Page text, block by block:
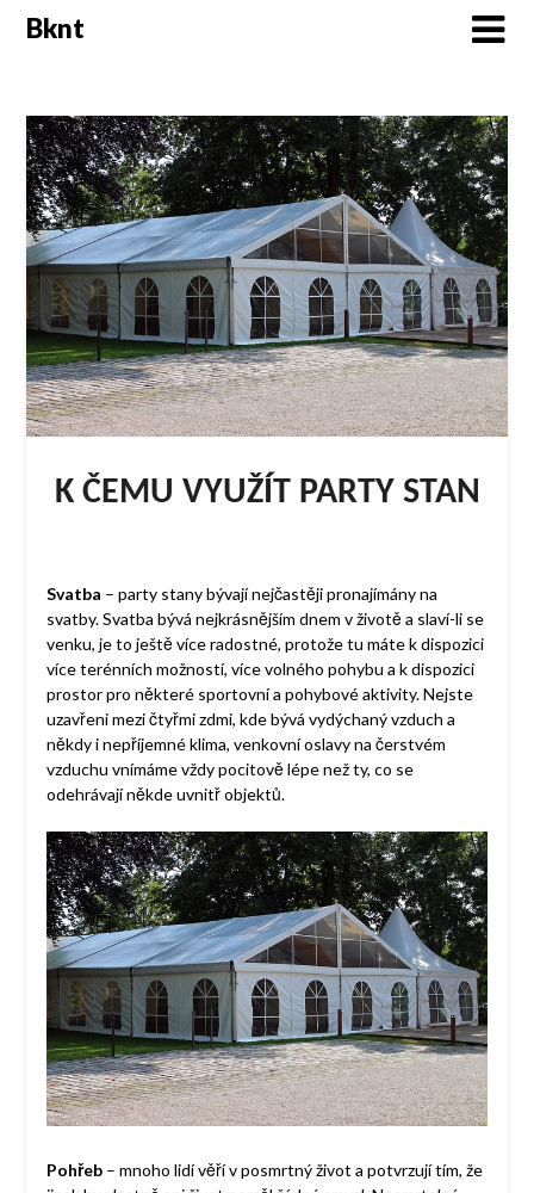
SkipBknt
K ČEMU VYUŽÍT PARTY STAN
Svatba – party stany bývají nejčastěji pronajímány na
svatby. Svatba bývá nejkrásnějším dnem v životě a slaví-li se
venku, je to ještě více radostné, protože tu máte k dispozici
více terénních možností, více volného pohybu a k dispozici
prostor pro některé sportovní a pohybové aktivity. Nejste
uzavřeni mezi čtyřmi zdmi, kde bývá vydýchaný vzduch a
někdy i nepříjemné klima, venkovní oslavy na čerstvém
vzduchu vnímáme vždy pocitově lépe než ty, co se
odehrávají někde uvnitř objektů.
Pohřeb– mnoho lidí věří v posmrtný život a potvrzují tím, že